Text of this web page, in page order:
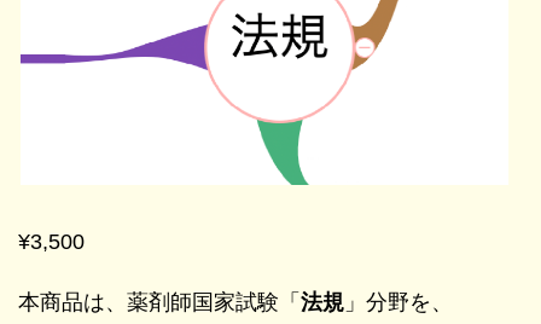
¥3,500
本商品は、薬剤師国家試験「 法規 」分野を、